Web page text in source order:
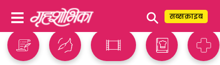
⚲ सब्सक्राइब